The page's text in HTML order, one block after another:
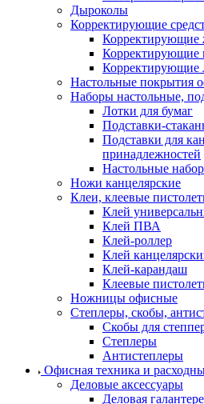
Дыроколы
Корректирующие
Корректирующие
Корректирующие
Корректирующие
Настольные покрытия
Наборы настольные,
Лотки для бумаг
Подставки-
Подставки для
принадлежностей
Настольные
Ножи канцелярские
Клеи, клеевые
Клей
Клей ПВА
Клей-роллер
Клей
Клей-карандаш
Клеевые
Ножницы офисные
Степлеры, скобы,
Скобы для
Степлеры
Антистеплеры
Офисная техника и
Деловые аксессуары
Деловая